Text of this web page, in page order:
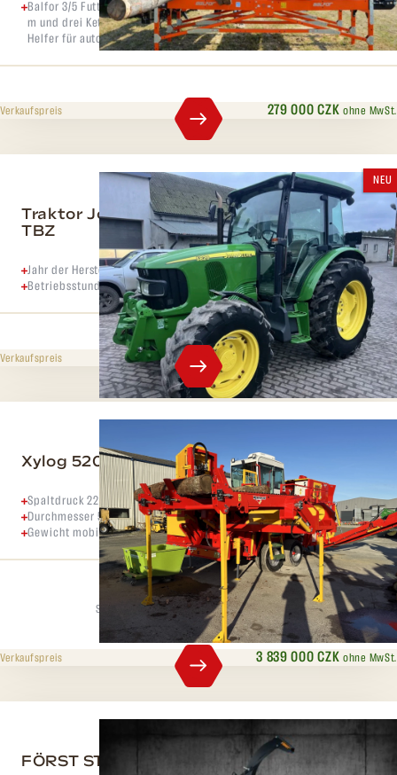
Balfor 3/5 Futtertisch, robuster Futtertisch mit einer Länge von 5,0
m und drei Ketten mit einem Durchmesser von 1,7 m. Ein großartiger
Helfer für automatische Häcksler. Preis ohne MwSt.
279 000 CZK ohne MwSt.
Verkaufspreis
NEU
Traktor John Deere 5820 RV 2005 vorne
TBZ
Jahr der Herstellung 2005
Betriebsstunden 9800
563 000 CZKohne MwSt.
Verkaufspreis
Xylog 520
Spaltdruck 22 Tonnen
Durchmesser 52 cm
Gewicht mobile Version 8500 kg
Spaltdruck
Max. Durchmesser
52 cm
3 839 000 CZK ohne MwSt.
Verkaufspreis
FÖRST ST8D